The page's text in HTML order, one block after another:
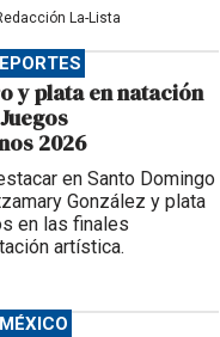
La-Lista
y plata en natación
2026
en Santo Domingo
González y plata
en las finales
artística.
MÉXICO